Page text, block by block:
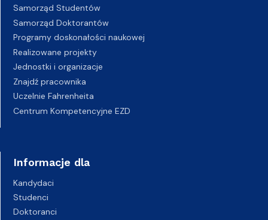
Samorząd Studentów
Samorząd Doktorantów
Programy doskonałości naukowej
Realizowane projekty
Jednostki i organizacje
Znajdź pracownika
Uczelnie Fahrenheita
Centrum Kompetencyjne EZD
Informacje dla
Kandydaci
Studenci
Doktoranci